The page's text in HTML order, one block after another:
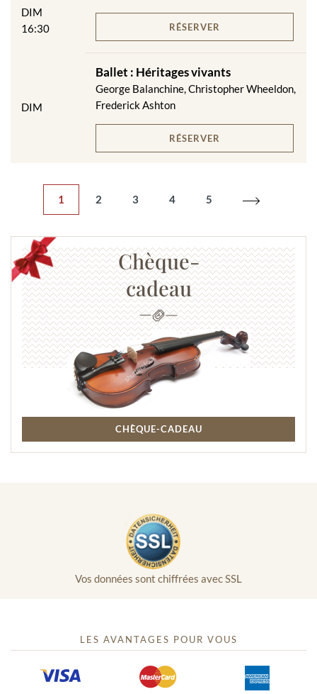
DIM
16:30
RÉSERVER
DIM
Ballet : Héritages vivants
George Balanchine, Christopher Wheeldon,
Frederick Ashton
RÉSERVER
1 2 3 4 5
Chèque-
cadeau
CHÈQUE-CADEAU
Vos données sont chiffrées avec SSL
LES AVANTAGES POUR VOUS